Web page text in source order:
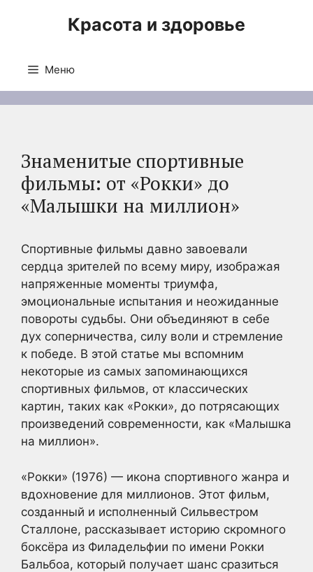
Красота и здоровье
Меню
Знаменитые спортивные
фильмы: от «Рокки» до
«Малышки на миллион»
Спортивные фильмы давно завоевали
сердца зрителей по всему миру, изображая
напряженные моменты триумфа,
эмоциональные испытания и неожиданные
повороты судьбы. Они объединяют в себе
дух соперничества, силу воли и стремление
к победе. В этой статье мы вспомним
некоторые из самых запоминающихся
спортивных фильмов, от классических
картин, таких как «Рокки», до потрясающих
произведений современности, как «Малышка
на миллион».
«Рокки» (1976) — икона спортивного жанра и
вдохновение для миллионов. Этот фильм,
созданный и исполненный Сильвестром
Сталлоне, рассказывает историю скромного
боксёра из Филадельфии по имени Рокки
Бальбоа, который получает шанс сразиться